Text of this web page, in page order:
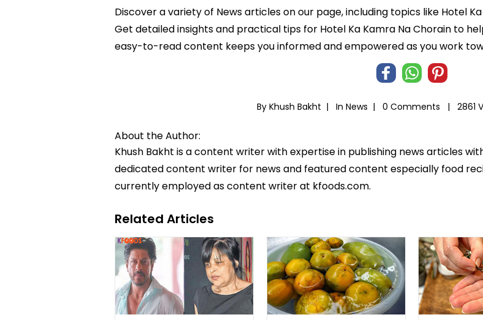
Discover a variety of News articles on our page, including topics like Hotel
Get detailed insights and practical tips for Hotel Ka Kamra Na Chorain to
easy-to-read content keeps you informed and empowered as you work
By Khush Bakht | In News | 0 Comments | 2861
About the Author:
Khush Bakht is a content writer with expertise in publishing news articles
dedicated content writer for news and featured content especially food
currently employed as content writer at kfoods.com.
Related Articles